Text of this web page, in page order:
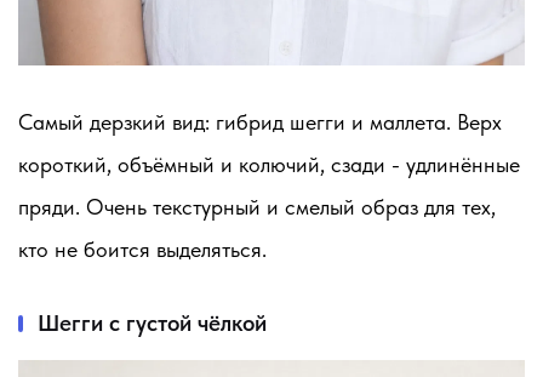
Самый дерзкий вид: гибрид шегги и маллета. Верх
короткий, объёмный и колючий, сзади - удлинённые
пряди. Очень текстурный и смелый образ для тех,
кто не боится выделяться.
Шегги с густой чёлкой